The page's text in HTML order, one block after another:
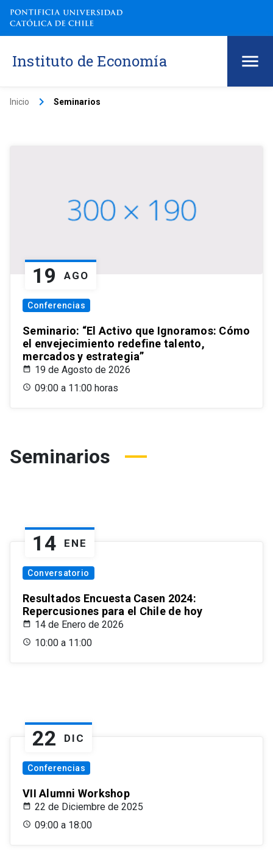
Instituto de Economía
Inicio keyboard_arrow_right Seminarios
19 AGO
Conferencias
Seminario: “El Activo que Ignoramos: Cómo
el envejecimiento redefine talento,
mercados y estrategia”
19 de Agosto de 2026
09:00 a 11:00 horas
Seminarios
14 ENE
Conversatorio
Resultados Encuesta Casen 2024:
Repercusiones para el Chile de hoy
14 de Enero de 2026
10:00 a 11:00
22 DIC
Conferencias
VII Alumni Workshop
22 de Diciembre de 2025
09:00 a 18:00